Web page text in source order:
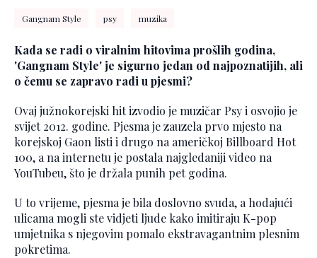
Gangnam Style psy muzika
Kada se radi o viralnim hitovima prošlih godina,
'Gangnam Style' je sigurno jedan od najpoznatijih, ali
o čemu se zapravo radi u pjesmi?
Ovaj južnokorejski hit izvodio je muzičar Psy i osvojio je
svijet 2012. godine. Pjesma je zauzela prvo mjesto na
korejskoj Gaon listi i drugo na američkoj Billboard Hot
100, a na internetu je postala najgledaniji video na
YouTubeu, što je držala punih pet godina.
U to vrijeme, pjesma je bila doslovno svuda, a hodajući
ulicama mogli ste vidjeti ljude kako imitiraju K-pop
umjetnika s njegovim pomalo ekstravagantnim plesnim
pokretima.